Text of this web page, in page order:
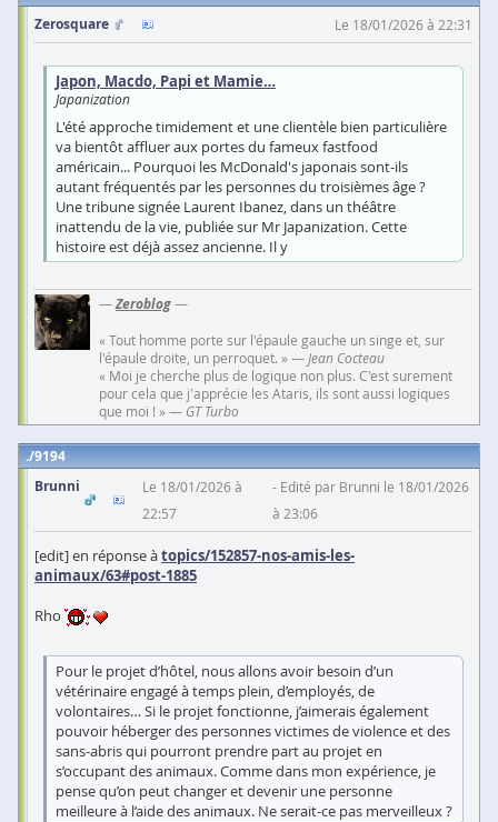
Zerosquare
Le 18/01/2026 à 22:31
Japon, Macdo, Papi et Mamie…
Japanization
L'été approche timidement et une clientèle bien particulière
va bientôt affluer aux portes du fameux fastfood
américain... Pourquoi les McDonald's japonais sont-ils
autant fréquentés par les personnes du troisièmes âge ?
Une tribune signée Laurent Ibanez, dans un théâtre
inattendu de la vie, publiée sur Mr Japanization. Cette
histoire est déjà assez ancienne. Il y
—Zeroblog—
« Tout homme porte sur l'épaule gauche un singe et, sur
l'épaule droite, un perroquet. » — Jean Cocteau
« Moi je cherche plus de logique non plus. C'est surement
pour cela que j'apprécie les Ataris, ils sont aussi logiques
que moi ! » — GT Turbo
9194
Brunni
Le 18/01/2026 à
22:57
Edité par Brunni le 18/01/2026
à 23:06
[edit] en réponse àtopics/152857-nos-amis-les-
animaux/63#post-1885
Rho
Pour le projet d’hôtel, nous allons avoir besoin d’un
vétérinaire engagé à temps plein, d’employés, de
volontaires… Si le projet fonctionne, j’aimerais également
pouvoir héberger des personnes victimes de violence et des
sans-abris qui pourront prendre part au projet en
s’occupant des animaux. Comme dans mon expérience, je
pense qu’on peut changer et devenir une personne
meilleure à l’aide des animaux. Ne serait-ce pas merveilleux ?